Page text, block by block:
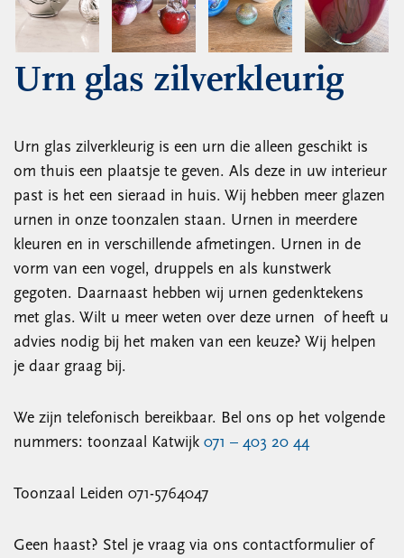
Urn glas zilverkleurig
Urn glas zilverkleurig is een urn die alleen geschikt is
om thuis een plaatsje te geven. Als deze in uw interieur
past is het een sieraad in huis. Wij hebben meer glazen
urnen in onze toonzalen staan. Urnen in meerdere
kleuren en in verschillende afmetingen. Urnen in de
vorm van een vogel, druppels en als kunstwerk
gegoten. Daarnaast hebben wij urnen gedenktekens
met glas. Wilt u meer weten over deze urnen of heeft u
advies nodig bij het maken van een keuze? Wij helpen
je daar graag bij.
We zijn telefonisch bereikbaar. Bel ons op het volgende
nummers: toonzaal Katwijk 071 – 403 20 44
Toonzaal Leiden 071-5764047
Geen haast? Stel je vraag via ons contactformulier of